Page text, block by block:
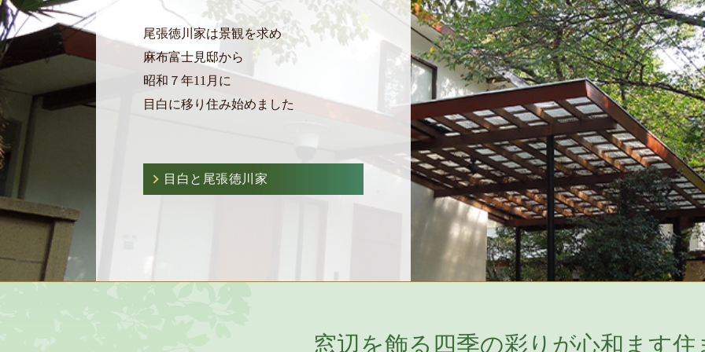
尾張徳川家は景観を求め
麻布富士見邸から
昭和７年11月に
目白に移り住み始めました
目白と尾張徳川家
窓辺を飾る四季の彩りが心和ます住